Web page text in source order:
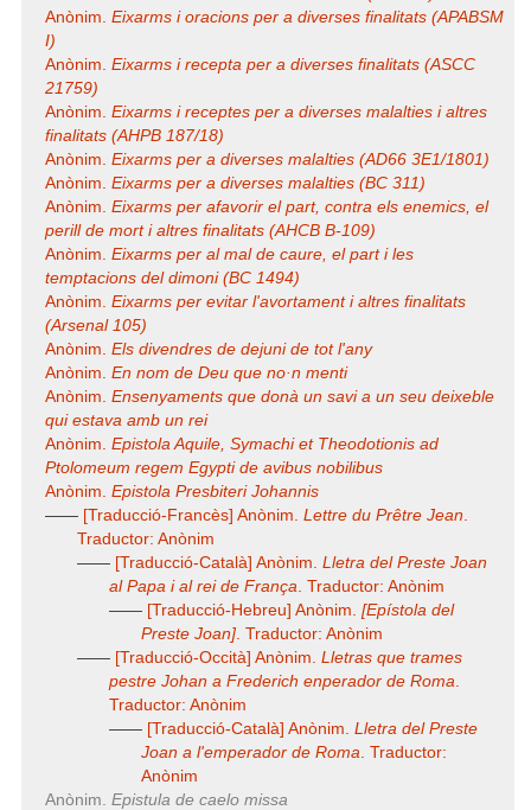
Anònim. Eixarms i oracions per a diverses finalitats (APABSM
I)
Anònim. Eixarms i recepta per a diverses finalitats (ASCC
21759)
Anònim. Eixarms i receptes per a diverses malalties i altres
finalitats (AHPB 187/18)
Anònim. Eixarms per a diverses malalties (AD66 3E1/1801)
Anònim. Eixarms per a diverses malalties (BC 311)
Anònim. Eixarms per afavorir el part, contra els enemics, el
perill de mort i altres finalitats (AHCB B-109)
Anònim. Eixarms per al mal de caure, el part i les
temptacions del dimoni (BC 1494)
Anònim. Eixarms per evitar l'avortament i altres finalitats
(Arsenal 105)
Anònim. Els divendres de dejuni de tot l'any
Anònim. En nom de Deu que no·n menti
Anònim. Ensenyaments que donà un savi a un seu deixeble
qui estava amb un rei
Anònim. Epistola Aquile, Symachi et Theodotionis ad
Ptolomeum regem Egypti de avibus nobilibus
Anònim. Epistola Presbiteri Johannis
—— [Traducció-Francès] Anònim. Lettre du Prêtre Jean.
Traductor: Anònim
—— [Traducció-Català] Anònim. Lletra del Preste Joan
al Papa i al rei de França. Traductor: Anònim
—— [Traducció-Hebreu] Anònim. [Epístola del
Preste Joan]. Traductor: Anònim
—— [Traducció-Occità] Anònim. Lletras que trames
pestre Johan a Frederich enperador de Roma.
Traductor: Anònim
—— [Traducció-Català] Anònim. Lletra del Preste
Joan a l'emperador de Roma. Traductor:
Anònim
Anònim. Epistula de caelo missa